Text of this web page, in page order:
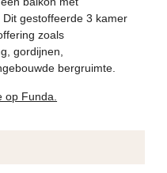
gestoffeerde 3 kamer
zoals
gordijnen,
bergruimte.
op Funda.